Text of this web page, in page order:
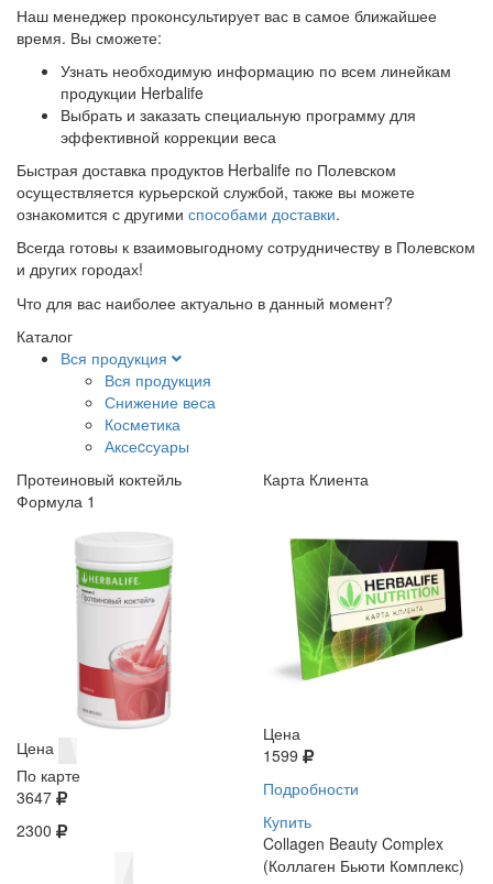
Наш менеджер проконсультирует вас в самое ближайшее
время. Вы сможете:
Узнать необходимую информацию по всем линейкам
продукции Herbalife
Выбрать и заказать специальную программу для
эффективной коррекции веса
Быстрая доставка продуктов Herbalife по Полевском
осуществляется курьерской службой, также вы можете
ознакомится с другими способами доставки.
Всегда готовы к взаимовыгодному сотрудничеству в Полевском
и других городах!
Что для вас наиболее актуально в данный момент?
Каталог
Вся продукция
Вся продукция
Снижение веса
Косметика
Аксеcсуары
Протеиновый коктейль
Формула 1
Цена
По карте
3647
2300
Карта Клиента
Цена
1599
Подробности
Купить
Collagen Beauty Complex
(Коллаген Бьюти Комплекс)